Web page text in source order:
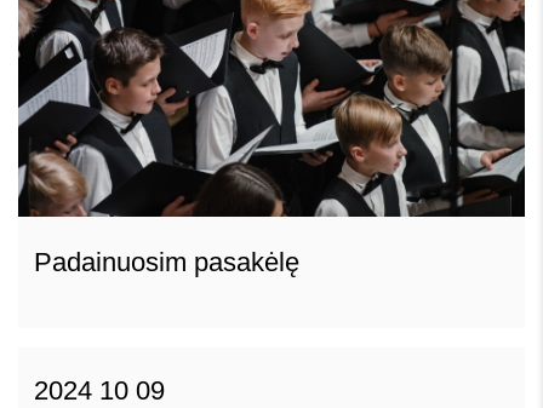
Padainuosim pasakėlę
2024 10 09